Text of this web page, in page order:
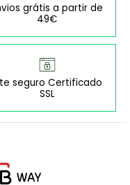
grátis a partir de
49€
seguro Certificado
SSL